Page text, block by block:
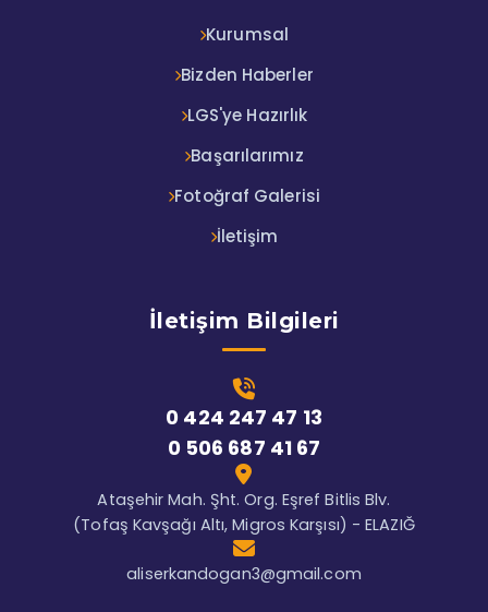
Kurumsal
Bizden Haberler
LGS'ye Hazırlık
Başarılarımız
Fotoğraf Galerisi
İletişim
İletişim Bilgileri
0 424 247 47 13
0 506 687 41 67
Ataşehir Mah. Şht. Org. Eşref Bitlis Blv.
(Tofaş Kavşağı Altı, Migros Karşısı) - ELAZIĞ
aliserkandogan3@gmail.com